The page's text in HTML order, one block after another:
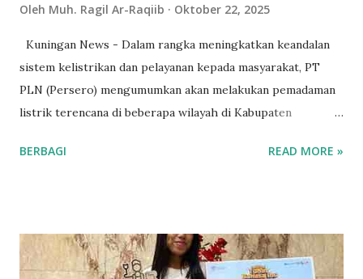
Oleh Muh. Ragil Ar-Raqiib Oktober 22, 2025
Kuningan News - Dalam rangka meningkatkan keandalan
sistem kelistrikan dan pelayanan kepada masyarakat, PT
PLN (Persero) mengumumkan akan melakukan pemadaman
listrik terencana di beberapa wilayah di Kabupaten
menyatakan kegiatan pemadaman akan berlangsung pada
Karangkancana, Kaduagung, Jabranti, dan sekitarnya.
Tertulis pula penjelasan kaitan dengan pemadaman ini
BERBAGI READ MORE »